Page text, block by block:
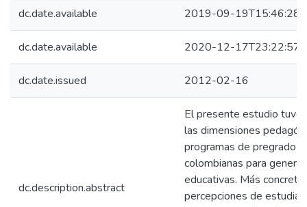
dc.date.available 2019-09-19T15:46:28Z
dc.date.available 2020-12-17T23:22:57Z
dc.date.issued 2012-02-16
dc.description.abstract
El presente estudio tuvo
las dimensiones
programas de pregrado
colombianas para
educativas. Más
percepciones de